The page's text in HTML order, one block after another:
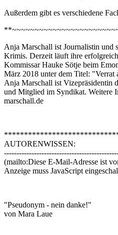
Außerdem gibt es verschiedene
Anja Marschall ist Journalistin und
Krimis. Derzeit läuft ihre
Kommissar Hauke Sötje beim
März 2018 unter dem Titel:
Anja Marschall ist Vizepräsidentin
und Mitglied im Syndikat. Weitere
marschall.de
AUTORENWISSEN:
(mailto:Diese E-Mail-Adresse ist
Anzeige muss JavaScript
"Pseudonym - nein danke!"
von Mara Laue